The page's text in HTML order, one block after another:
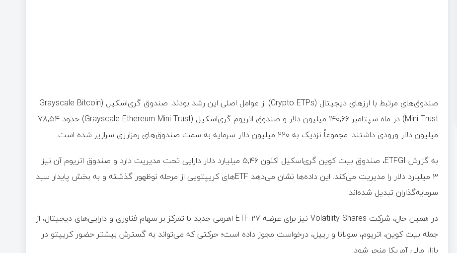
صندوق‌های مرتبط با ارزهای دیجیتال (Crypto ETPs) از عوامل اصلی این رشد بودند. صندوق گری‌اسکیل (Grayscale Bitcoin
Mini Trust) در ماه سپتامبر ۱۴۰,۶۶ میلیون دلار و صندوق اتریوم گری‌اسکیل (Grayscale Ethereum Mini Trust) حدود ۷۸,۵۴
میلیون دلار ورودی داشتند. مجموعاً نزدیک به ۲۲۰ میلیون دلار سرمایه به سمت صندوق‌های رمزارزی سرازیر شده است.
به گزارش ETFGI، صندوق بیت‌ کوین گری‌اسکیل اکنون ۵,۴۶ میلیارد دلار دارایی تحت مدیریت دارد و صندوق اتریوم آن نیز
۳ میلیارد دلار را مدیریت می‌کند. این داده‌ها نشان می‌دهد ETFهای کریپتویی از مرحله نوظهور گذشته و به بخش پایدار سبد
سرمایه‌گذاران تبدیل شده‌اند.
در همین حال، شرکت Volatility Shares نیز برای عرضه ۲۷ ETF اهرمی جدید با تمرکز بر سهام فناوری و دارایی‌های دیجیتال، از
جمله بیت‌ کوین، اتریوم، سولانا و ریپل، درخواست مجوز داده است؛ حرکتی که می‌تواند به گسترش بیشتر حضور کریپتو در
بازار مالی آمریکا منجر شود.